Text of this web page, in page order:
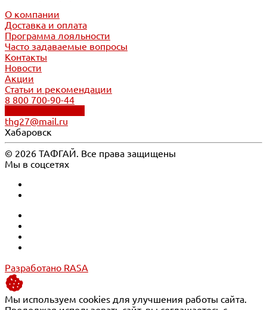
О компании
Доставка и оплата
Программа лояльности
Часто задаваемые вопросы
Контакты
Новости
Акции
Статьи и рекомендации
8 800 700-90-44
thg27@mail.ru
Хабаровск
© 2026 ТАФГАЙ. Все права защищены
Мы в соцсетях
Разработано RASA
Мы используем cookies для улучшения работы сайта.